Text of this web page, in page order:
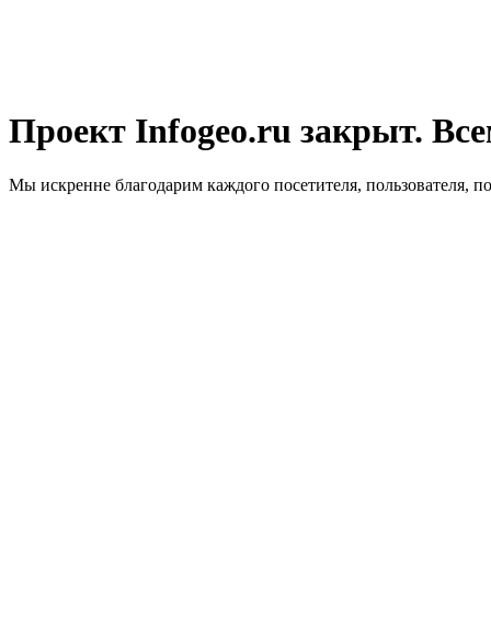
Проект Infogeo.ru закрыт.
Мы искренне благодарим каждого посетителя, пользователя,